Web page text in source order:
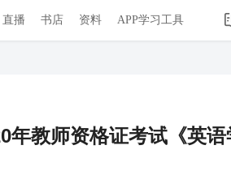
直播 书店 资料 APP学习工具
年教师资格证考试《英